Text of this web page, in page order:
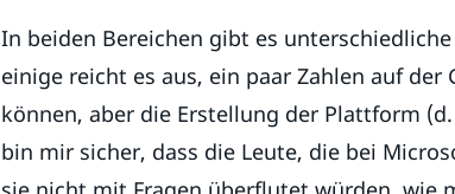
In beiden Bereichen gibt es
einige reicht es aus, ein paar Zahlen auf
können, aber die Erstellung der Plattform
bin mir sicher, dass die Leute, die bei